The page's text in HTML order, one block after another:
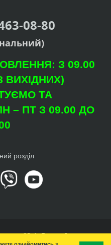
08-80
З 09.00
ВИХІДНИХ)
ТА
– ПТ З 09.00 ДО
розділ
"Світ Рослин"
ознайомитись з